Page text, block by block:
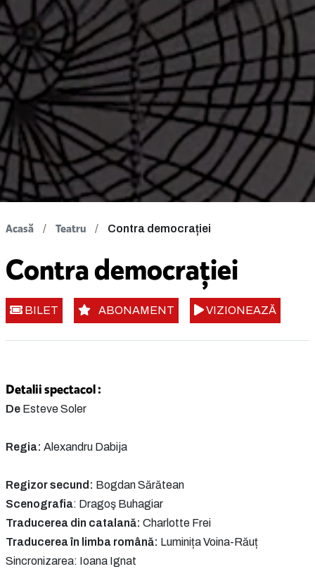
Acasă Teatru Contra democrației
Contra democrației
BILET ABONAMENT VIZIONEAZĂ
Detalii spectacol :
De Esteve Soler
Regia: Alexandru Dabija
Regizor secund: Bogdan Sărătean
Scenografia: Dragoş Buhagiar
Traducerea din catalană: Charlotte Frei
Traducerea în limba română: Luminița Voina-Răuț
Sincronizarea: Ioana Ignat